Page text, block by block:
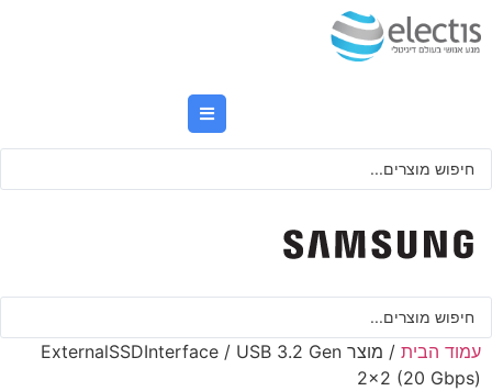
לתוכן
Search
Search
עמוד הבית
/ מוצר ExternalSSDInterface / USB 3.2 Gen
2x2 (20 Gbps)